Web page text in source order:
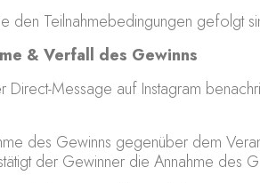
den Teilnahmebedingungen
& Verfall des Gewinns
Message auf Instagram
des Gewinns gegenüber dem
der Gewinner die Annahme des